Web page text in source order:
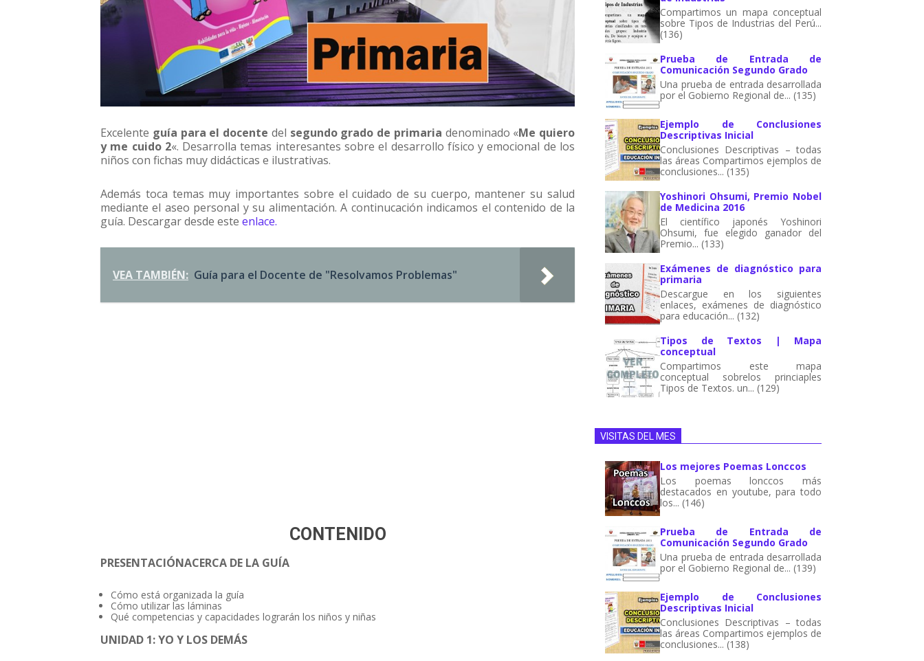
Excelente guía para el docente del segundo grado de primaria denominado «Me quiero
y me cuido 2«. Desarrolla temas interesantes sobre el desarrollo físico y emocional de los
niños con fichas muy didácticas e ilustrativas.
Además toca temas muy importantes sobre el cuidado de su cuerpo, mantener su salud
mediante el aseo personal y su alimentación. A continucación indicamos el contenido de la
guía. Descargar desde este enlace.
VEA TAMBIÉN: Guía para el Docente de "Resolvamos Problemas"
CONTENIDO
PRESENTACIÓNACERCA DE LA GUÍA
Cómo está organizada la guía
Cómo utilizar las láminas
Qué competencias y capacidades lograrán los niños y niñas
UNIDAD 1: YO Y LOS DEMÁS
Compartimos un mapa conceptual
sobre Tipos de Industrias del Perú...
(136)
Prueba de Entrada de
Comunicación Segundo Grado
Una prueba de entrada desarrollada
por el Gobierno Regional de... (135)
Ejemplo de Conclusiones
Descriptivas Inicial
Conclusiones Descriptivas – todas
las áreas Compartimos ejemplos de
conclusiones... (135)
Yoshinori Ohsumi, Premio Nobel
de Medicina 2016
El científico japonés Yoshinori
Ohsumi, fue elegido ganador del
Premio... (133)
Exámenes de diagnóstico para
primaria
Descargue en los siguientes
enlaces, exámenes de diagnóstico
para educación... (132)
Tipos de Textos | Mapa
conceptual
Compartimos este mapa
conceptual sobrelos princiaples
Tipos de Textos. un... (129)
VISITAS DEL MES
Los mejores Poemas Lonccos
Los poemas lonccos más
destacados en youtube, para todo
los... (146)
Prueba de Entrada de
Comunicación Segundo Grado
Una prueba de entrada desarrollada
por el Gobierno Regional de... (139)
Ejemplo de Conclusiones
Descriptivas Inicial
Conclusiones Descriptivas – todas
las áreas Compartimos ejemplos de
conclusiones... (138)